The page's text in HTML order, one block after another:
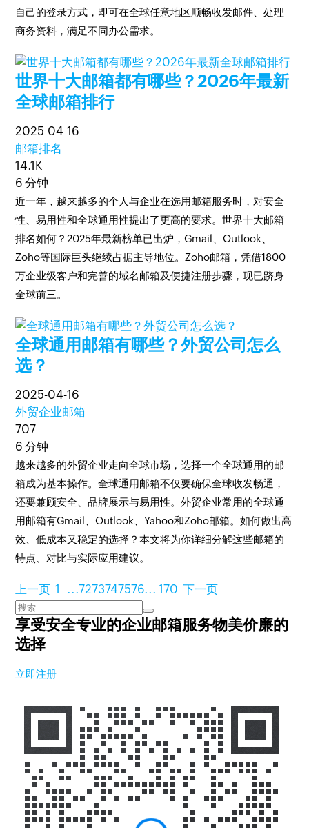
自己的登录方式，即可在全球任意地区顺畅收发邮件、处理
商务资料，满足不同办公需求。
世界十大邮箱都有哪些？2026年最新
全球邮箱排行
2025-04-16
邮箱排名
14.1K
6 分钟
近一年，越来越多的个人与企业在选用邮箱服务时，对安全
性、易用性和全球通用性提出了更高的要求。世界十大邮箱
排名如何？2025年最新榜单已出炉，Gmail、Outlook、
Zoho等国际巨头继续占据主导地位。Zoho邮箱，凭借1800
万企业级客户和完善的域名邮箱及便捷注册步骤，现已跻身
全球前三。
全球通用邮箱有哪些？外贸公司怎么
选？
2025-04-16
外贸企业邮箱
707
6 分钟
越来越多的外贸企业走向全球市场，选择一个全球通用的邮
箱成为基本操作。全球通用邮箱不仅要确保全球收发畅通，
还要兼顾安全、品牌展示与易用性。外贸企业常用的全球通
用邮箱有Gmail、Outlook、Yahoo和Zoho邮箱。如何做出高
效、低成本又稳定的选择？本文将为你详细分解这些邮箱的
特点、对比与实际应用建议。
上一页1 ...7273747576... 170 下一页
享受安全专业的企业邮箱服务物美价廉的
选择
立即注册